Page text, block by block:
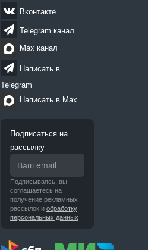
Вконтакте
Telegram канал
Max канал
Написать в
Telegram
Написать в Max
Подписаться на
рассылку
Подписываясь, вы
соглашаетесь на
получение рекламных
рассылок иобработку
персональных данных